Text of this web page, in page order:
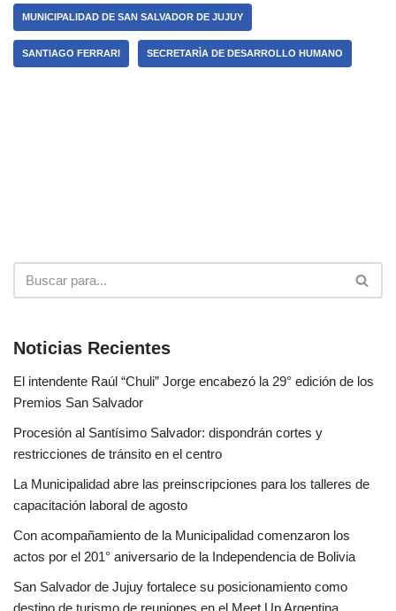
MUNICIPALIDAD DE SAN SALVADOR DE JUJUY
SANTIAGO FERRARI SECRETARÌA DE DESARROLLO HUMANO
Noticias Recientes
El intendente Raúl “Chuli” Jorge encabezó la 29° edición de los
Premios San Salvador
Procesión al Santísimo Salvador: dispondrán cortes y
restricciones de tránsito en el centro
La Municipalidad abre las preinscripciones para los talleres de
capacitación laboral de agosto
Con acompañamiento de la Municipalidad comenzaron los
actos por el 201° aniversario de la Independencia de Bolivia
San Salvador de Jujuy fortalece su posicionamiento como